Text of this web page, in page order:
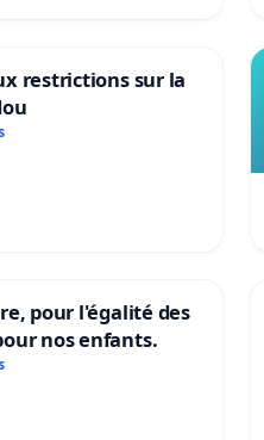
restrictions sur la
pour l'égalité des
nos enfants.